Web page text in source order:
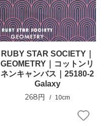
RUBY STAR SOCIETY｜
GEOMETRY｜コットンリ
ネンキャンバス｜25180-2
Galaxy
268円 10cm